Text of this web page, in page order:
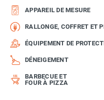
APPAREIL DE MESURE
RALLONGE, COFFRET ET
ÉQUIPEMENT DE
DÉNEIGEMENT
BARBECUE ET
FOUR À PIZZA